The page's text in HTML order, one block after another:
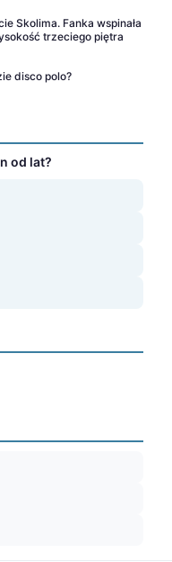
Skolima. Fanka wspinała
trzeciego piętra
disco polo?
od lat?